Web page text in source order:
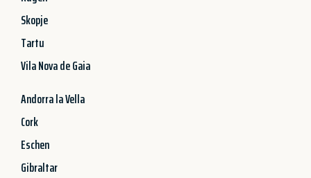
Skopje
Tartu
Vila Nova de Gaia
Andorra la Vella
Cork
Eschen
Gibraltar